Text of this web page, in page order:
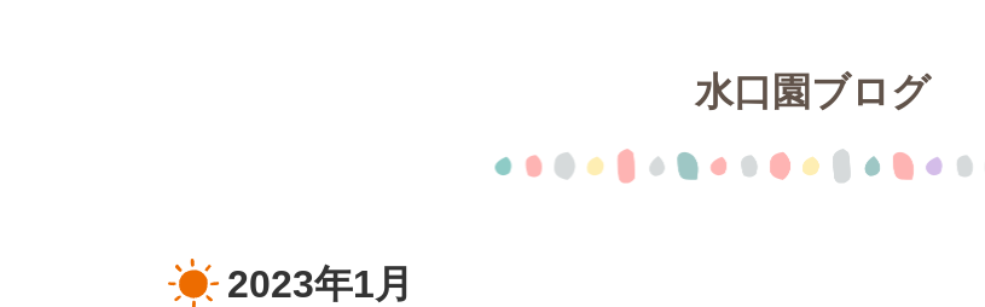
水口園ブログ
2023年1月